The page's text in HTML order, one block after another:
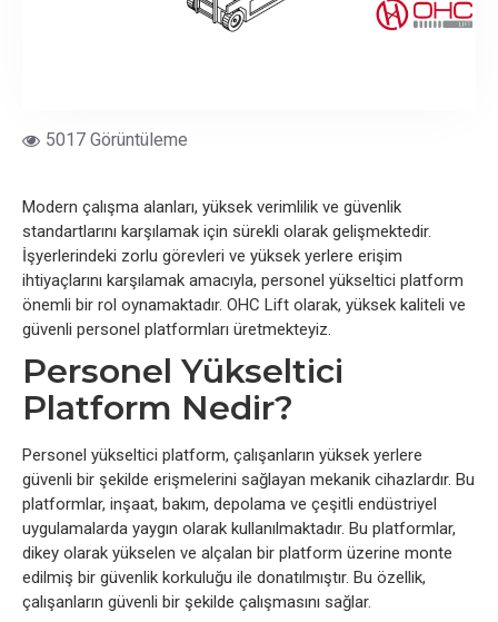
5017 Görüntüleme
Modern çalışma alanları, yüksek verimlilik ve güvenlik
standartlarını karşılamak için sürekli olarak gelişmektedir.
İşyerlerindeki zorlu görevleri ve yüksek yerlere erişim
ihtiyaçlarını karşılamak amacıyla, personel yükseltici platform
önemli bir rol oynamaktadır. OHC Lift olarak, yüksek kaliteli ve
güvenli personel platformları üretmekteyiz.
Personel Yükseltici
Platform Nedir?
Personel yükseltici platform, çalışanların yüksek yerlere
güvenli bir şekilde erişmelerini sağlayan mekanik cihazlardır. Bu
platformlar, inşaat, bakım, depolama ve çeşitli endüstriyel
uygulamalarda yaygın olarak kullanılmaktadır. Bu platformlar,
dikey olarak yükselen ve alçalan bir platform üzerine monte
edilmiş bir güvenlik korkuluğu ile donatılmıştır. Bu özellik,
çalışanların güvenli bir şekilde çalışmasını sağlar.